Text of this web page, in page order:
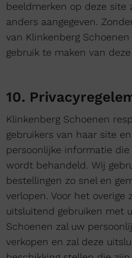
beeldmerken op deze site
anders aangegeven.
van Klinkenberg
gebruik te maken van
10.
Klinkenberg Schoenen
gebruikers van haar site
persoonlijke informatie
wordt behandeld. Wij
bestellingen zo snel en
verlopen. Voor het overige
uitsluitend gebruiken met
Schoenen zal uw
verkopen en zal deze